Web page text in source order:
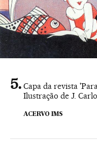
Capa da revista
Ilustração de J.
ACERVO IMS